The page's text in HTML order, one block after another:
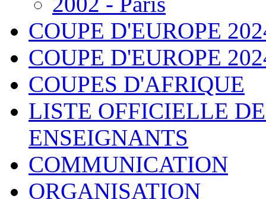
COUPE D'EUROPE
COUPE D'EUROPE
COUPES D'AFRIQUE
LISTE OFFICIELLE
ENSEIGNANTS
COMMUNICATION
ORGANISATION